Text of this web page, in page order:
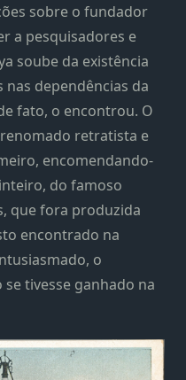
sobre o fundador
a pesquisadores e
soube da existência
dependências da
fato, o encontrou. O
retratista e
encomendando-
do famoso
que fora produzida
encontrado na
o
tivesse ganhado na